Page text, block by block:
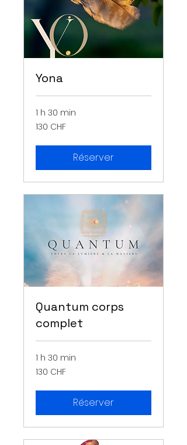
Yona
1 h 30 min
130
francs
130 CHF
Réserver
Quantum corps
complet
1 h 30 min
130
francs
130 CHF
Réserver